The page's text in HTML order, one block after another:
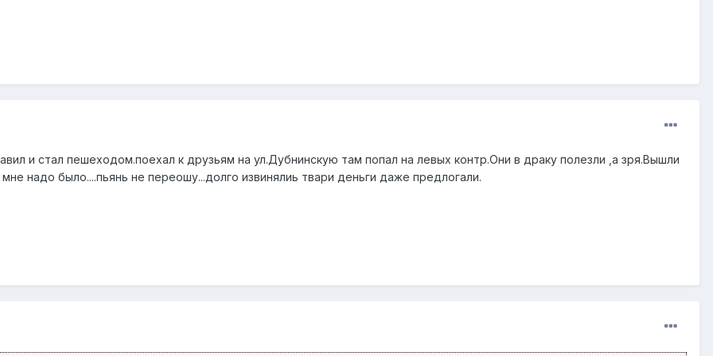
и стал пешеходом.поехал к друзьям на ул.Дубнинскую там попал на левых контр.Они в драку полезли ,а зря.Вышли
надо было....пьянь не переошу...долго извинялиь твари деньги даже предлогали.